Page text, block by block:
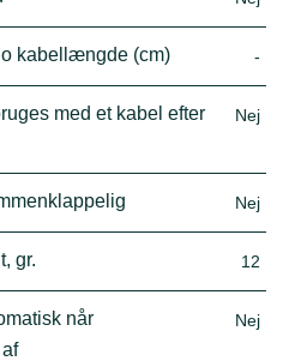
kabellængde (cm) -
med et kabel efter
Nej
Nej
gr. 12
når
Nej